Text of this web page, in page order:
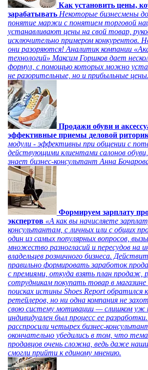
Как установить цены,
зарабатывать Некоторые бизнесмены
понятие маржи с понятием торговой
устанавливают цены на свой товар,
исключительно примером конкурентов.
они разоряются! Аналитик компании
технологий» Максим Горшков дает
формул, с помощью которых можно
не разорительные, но и прибыльные цены.
Продажи обуви и
эффективные приемы деловой
модули - эффективны при общении с
действующими клиентами салонов обуви,
знает бизнес-консультант Анна
Формируем зарплату
экспертов «А как вы начисляете
консультантам, с личных или с общих
один из самых популярных вопросов,
множество разногласий и пересудов на
владельцев розничного бизнеса.
правильно формировать заработок
с премиями, откуда взять план продаж,
сотрудникам покупать товар в
поисках истины Shoes Report обратился
ретейлеров, но ни одна компания не
свою систему мотивации — слишком уж
индивидуален был процесс ее
расспросили четырех бизнес-
окончательно убедились в том, что
продавцов очень сложна, ведь даже наши
смогли прийти к единому мнению.